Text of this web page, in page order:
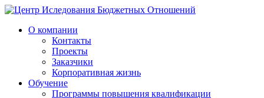
О компании
Контакты
Проекты
Заказчики
Корпоративная жизнь
Обучение
Программы повышения квалификации